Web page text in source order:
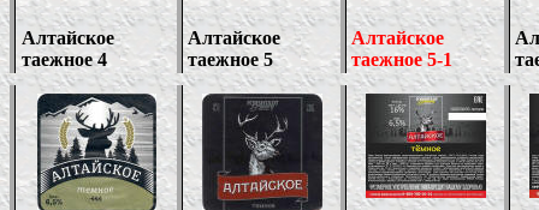
Алтайское
таежное 4
Алтайское
таежное 5
Алтайское
таежное 5-1